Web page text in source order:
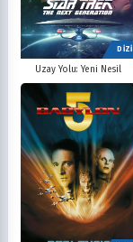
DİZİ
Uzay Yolu: Yeni Nesil